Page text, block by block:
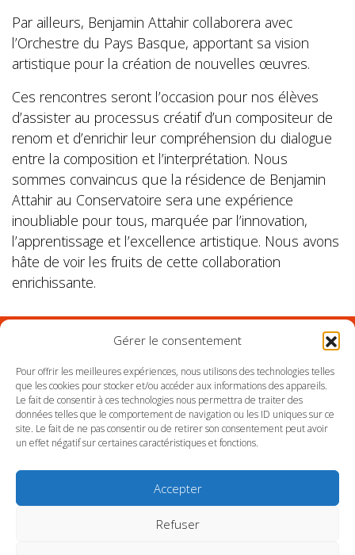
Gérer le consentement
Pour offrir les meilleures expériences, nous utilisons des technologies telles
que les cookies pour stocker et/ou accéder aux informations des appareils.
Le fait de consentir à ces technologies nous permettra de traiter des
données telles que le comportement de navigation ou les ID uniques sur ce
site. Le fait de ne pas consentir ou de retirer son consentement peut avoir
un effet négatif sur certaines caractéristiques et fonctions.
Accepter
Refuser
Par ailleurs, Benjamin Attahir collaborera avec
l’Orchestre du Pays Basque, apportant sa vision
artistique pour la création de nouvelles œuvres.
Ces rencontres seront l’occasion pour nos élèves
d’assister au processus créatif d’un compositeur de
renom et d’enrichir leur compréhension du dialogue
entre la composition et l’interprétation. Nous
sommes convaincus que la résidence de Benjamin
Attahir au Conservatoire sera une expérience
inoubliable pour tous, marquée par l’innovation,
l’apprentissage et l’excellence artistique. Nous avons
hâte de voir les fruits de cette collaboration
enrichissante.
Suivez le conservatoire du Pays Basque sur les
réseaux
SITE DU CONSERVATOIRE